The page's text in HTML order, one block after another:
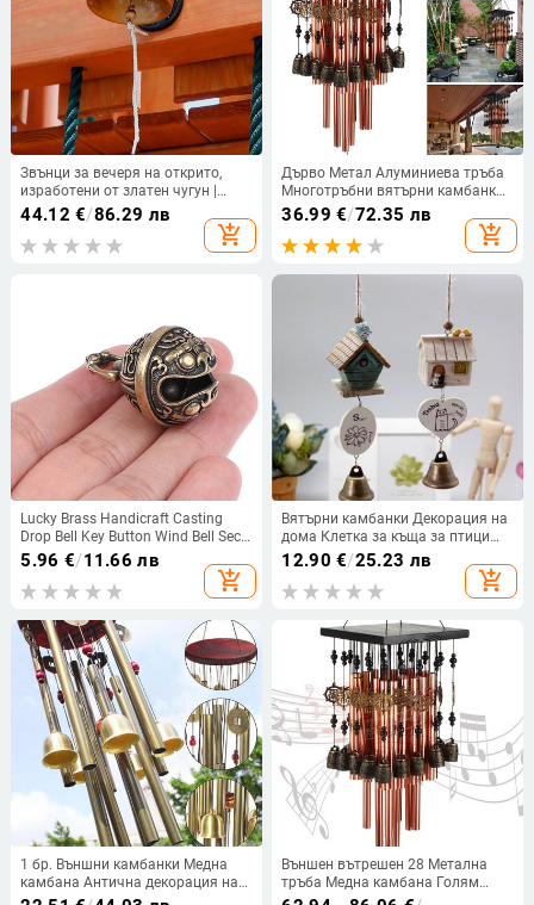
Звънци за вечеря на открито,
изработени от златен чугун |
Скобата монтира камбаната към
двете вътрешни и външни стенни
повърхности
44.12 €/86.29 лв
add_shopping_cart
Дърво Метал Алуминиева тръба
Многотръбни вятърни камбанки
Бронзови червени медни
камбани Домашни външни
балконски орнаменти
36.99 €/72.35 лв
add_shopping_cart
Lucky Brass Handicraft Casting
Drop Bell Key Button Wind Bell Sect
Bronze Bell Creative Gift Fengshui
Home Pendant
5.96 €/11.66 лв
add_shopping_cart
Вятърни камбанки Декорация на
дома Клетка за къща за птици
Ежедневни нужди Бебешки деца
Подарък Пасторал Висящи
битови градински орнаменти
12.90 €/25.23 лв
add_shopping_cart
1 бр. Външни камбанки Медна
камбана Антична декорация на
вятърни камбанки Домашна
Външен вътрешен 28 Метална
тръба Медна камбана Голям
вятърен звън Успокояващи